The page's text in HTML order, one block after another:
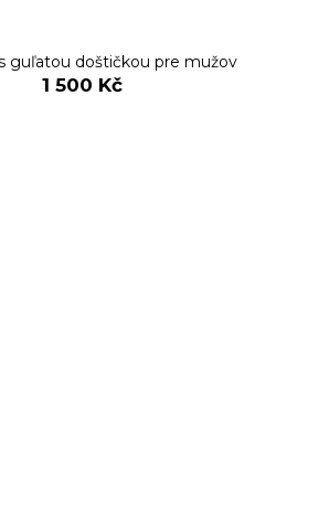
guľatou doštičkou pre mužov
1 500 Kč